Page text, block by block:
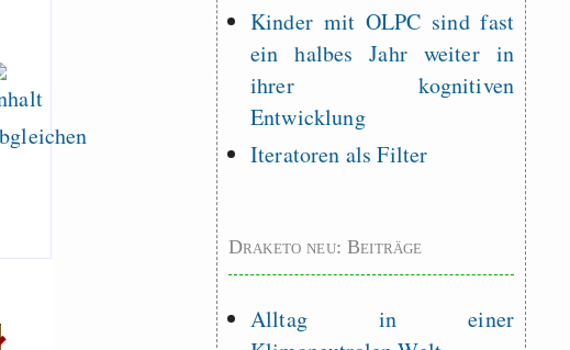
Kinder mit OLPC sind fast
ein halbes Jahr weiter in
ihrer kognitiven
Entwicklung
Iteratoren als Filter
Draketo neu: Beiträge
Alltag in einer